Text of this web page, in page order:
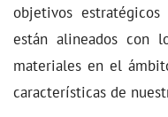
objetivos estratégicos
están alineados con
materiales en el
características de